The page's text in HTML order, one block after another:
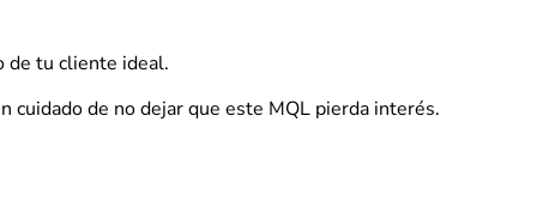
de tu cliente ideal.
cuidado de no dejar que este MQL pierda interés.